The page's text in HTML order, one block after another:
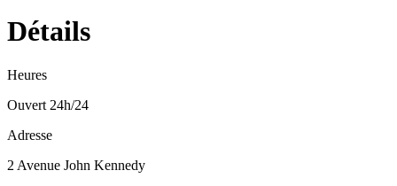
Détails
Heures
Ouvert 24h/24
Adresse
2 Avenue John Kennedy